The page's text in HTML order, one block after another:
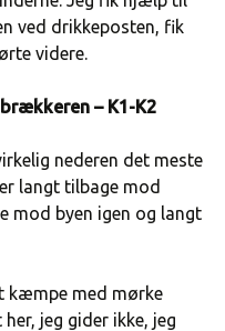
ved drikkeposten, fik
videre.
– K1-K2
nederen det meste
langt tilbage mod
mod byen igen og langt
kæmpe med mørke
jeg gider ikke, jeg